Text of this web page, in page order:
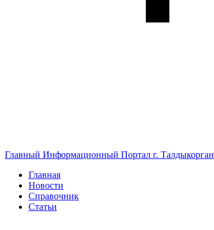
Главный Информационный Портал г. Талдыкорган
Главная
Новости
Справочник
Статьи